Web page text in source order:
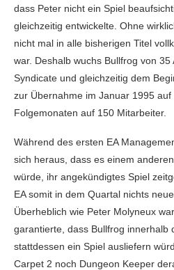
dass Peter nicht ein Spiel
gleichzeitig entwickelte. Ohne
nicht mal in alle bisherigen Titel
war. Deshalb wuchs Bullfrog von
Syndicate und gleichzeitig dem
zur Übernahme im Januar 1995
Folgemonaten auf 150 Mitarbeiter.
Während des ersten EA
sich heraus, dass es einem
würde, ihr angekündigtes Spiel
EA somit in dem Quartal nichts
Überheblich wie Peter Molyneux
garantierte, dass Bullfrog innerhalb
stattdessen ein Spiel ausliefern
Carpet 2 noch Dungeon Keeper